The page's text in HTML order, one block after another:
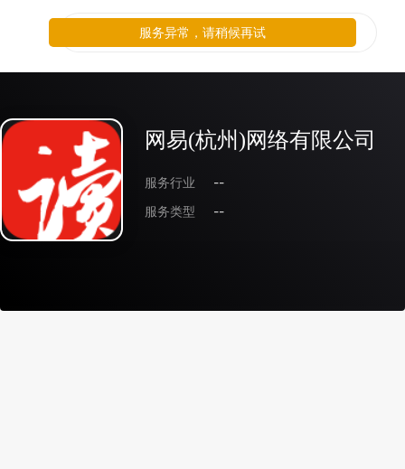
网易(杭州)网络有限公司
服务行业
--
服务类型
--
服务异常，请稍候再试